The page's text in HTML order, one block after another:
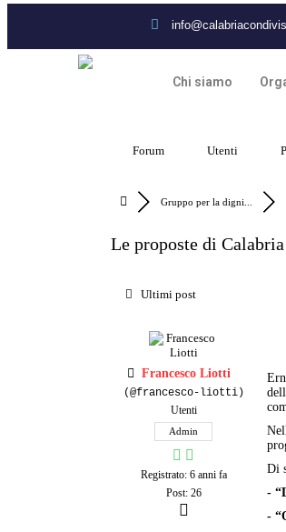
Chi siamo
Forum Utenti
Gruppo per la digni...
Le proposte di
Ultimi post
Francesco Liotti
(@francesco-liotti)
Utenti
Admin
Registrato: 6 anni fa
Post: 26
Di
-
-